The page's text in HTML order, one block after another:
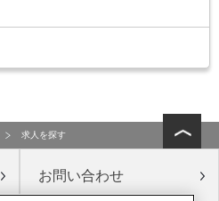
求人を探す
お問い合わせ